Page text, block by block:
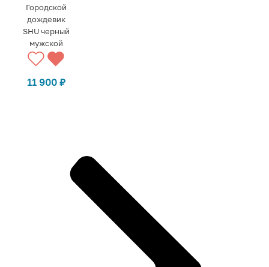
Городской
дождевик
SHU черный
мужской
11 900 ₽